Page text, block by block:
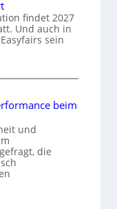
findet 2027
Und auch in
sein
beim
und
die